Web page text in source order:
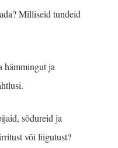
Milliseid tundeid
hämmingut ja
sõdureid ja
või liigutust?